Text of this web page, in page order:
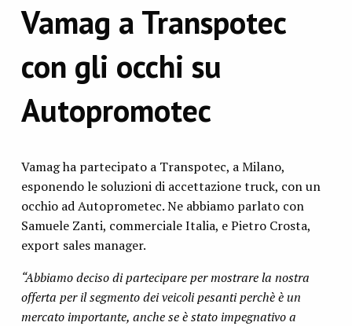
Vamag a Transpotec
con gli occhi su
Autopromotec
Vamag ha partecipato a Transpotec, a Milano,
esponendo le soluzioni di accettazione truck, con un
occhio ad Autoprometec. Ne abbiamo parlato con
Samuele Zanti, commerciale Italia, e Pietro Crosta,
export sales manager.
“Abbiamo deciso di partecipare per mostrare la nostra
offerta per il segmento dei veicoli pesanti perchè è un
mercato importante, anche se è stato impegnativo a